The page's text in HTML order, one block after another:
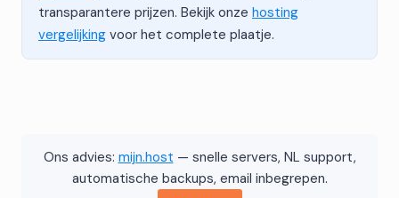
transparantere prijzen. Bekijk onze hosting
vergelijking voor het complete plaatje.
Ons advies: mijn.host — snelle servers, NL support,
automatische backups, email inbegrepen.